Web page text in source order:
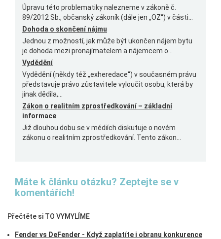
Úpravu této problematiky nalezneme v zákoně č.
89/2012 Sb., občanský zákoník (dále jen „OZ“) v části...
Dohoda o skončení nájmu
Jednou z možností, jak může být ukončen nájem bytu
je dohoda mezi pronajímatelem a nájemcem o...
Vydědění
Vydědění (někdy též „exheredace“) v současném právu
představuje právo zůstavitele vyloučit osobu, která by
jinak dědila,...
Zákon o realitním zprostředkování – základní
informace
Již dlouhou dobu se v médiích diskutuje o novém
zákonu o realitním zprostředkování. Tento zákon...
Máte k článku otázku? Zeptejte se v
komentářích!
Přečtěte si TO VYMYLÍME
Fender vs DeFender - Když zaplatíte i obranu konkurence